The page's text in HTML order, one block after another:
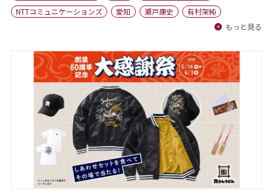
会社概要
NTTコミュニケーションズ
愛知 瀬戸康史
有村架純
もっと見る